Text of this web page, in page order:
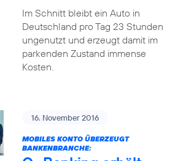
Im Schnitt bleibt ein Auto in
Deutschland pro Tag 23 Stunden
ungenutzt und erzeugt damit im
parkenden Zustand immense
Kosten.
16. November 2016
MOBILES KONTO ÜBERZEUGT
BANKENBRANCHE: